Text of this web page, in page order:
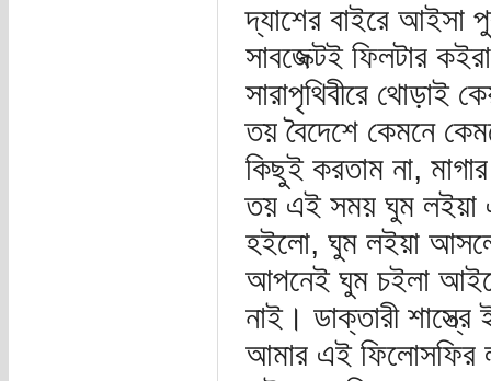
দ্যাশের বাইরে আইসা
সাবজেক্টই ফিলটার
সারাপৃথিবীরে থোড়াই
তয় বৈদেশে কেমনে
কিছুই করতাম না,
তয় এই সময় ঘুম লইয়া
হইলো, ঘুম লইয়া
আপনেই ঘুম চইলা
নাই। ডাক্তারী
আমার এই ফিলোসফির